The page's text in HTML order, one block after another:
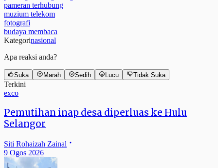
pameran terhubung
muzium telekom
fotografi
budaya membaca
Kategorinasional
Apa reaksi anda?
Suka Marah Sedih Lucu Tidak Suka
Terkini
exco
Pemutihan inap desa diperluas ke Hulu
Selangor
Siti Rohaizah Zainal
9 Ogos 2026